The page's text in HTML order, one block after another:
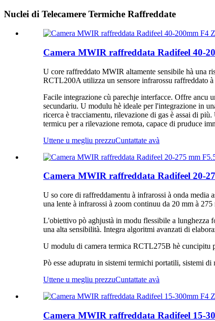
Nuclei di Telecamere Termiche Raffreddate
Camera MWIR raffreddata Radifeel 40-
U core raffreddato MWIR altamente sensibile hà una
RCTL200A utilizza un sensore infrarossu raffreddato
Facile integrazione cù parechje interfacce. Offre ancu
secundariu. U modulu hè ideale per l'integrazione in
ricerca è tracciamentu, rilevazione di gas è assai di
termicu per a rilevazione remota, capace di pruduce
Uttene u megliu prezzuCuntattate avà
Camera MWIR raffreddata Radifeel 20-
U so core di raffreddamentu à infrarossi à onda media
una lente à infrarossi à zoom continuu da 20 mm à 275
L'obiettivo pò aghjustà in modu flessibile a lunghezza
una alta sensibilità. Integra algoritmi avanzati di
U modulu di camera termica RCTL275B hè cuncipitu
Pò esse adupratu in sistemi termichi portatili, sistemi
Uttene u megliu prezzuCuntattate avà
Camera MWIR raffreddata Radifeel 15-